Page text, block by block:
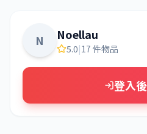
N Noellau
5.0|17 件物品
登入